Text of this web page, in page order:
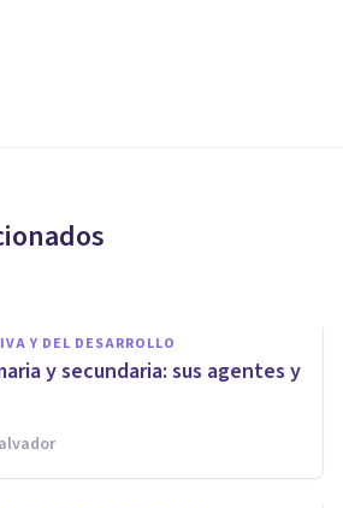
Y DEL DESARROLLO
y secundaria: sus agentes y